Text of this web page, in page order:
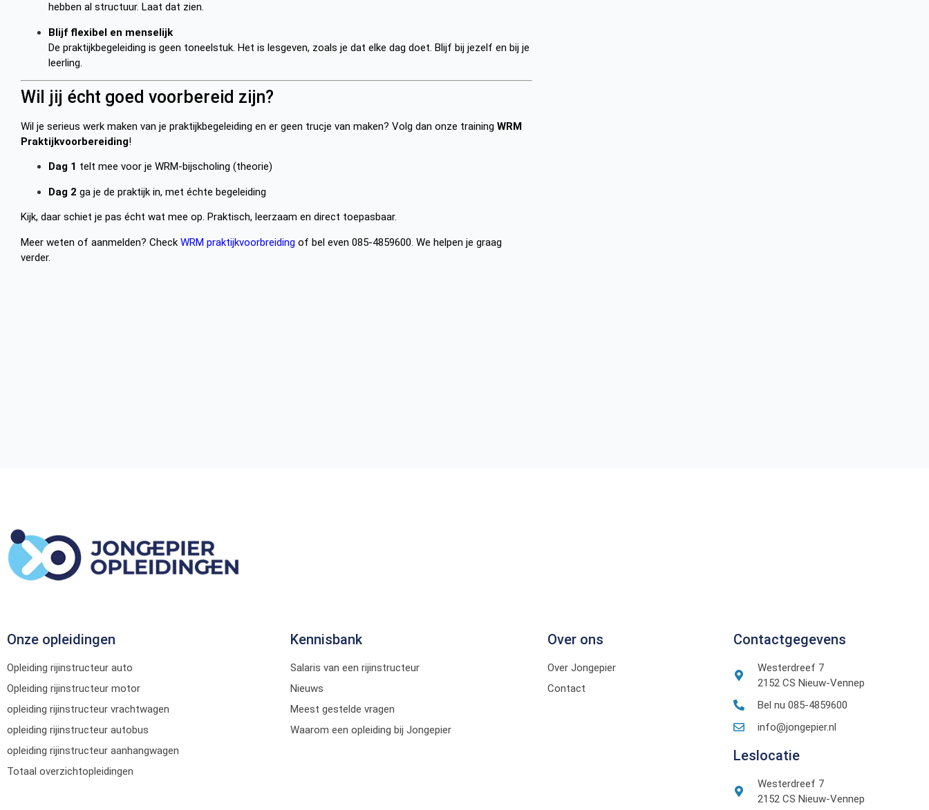
hebben al structuur. Laat dat zien.
Blijf flexibel en menselijk
De praktijkbegeleiding is geen toneelstuk. Het is lesgeven, zoals je dat elke dag doet. Blijf bij jezelf en bij je
leerling.
Wil jij écht goed voorbereid zijn?
Wil je serieus werk maken van je praktijkbegeleiding en er geen trucje van maken? Volg dan onze training WRM
Praktijkvoorbereiding!
Dag 1 telt mee voor je WRM-bijscholing (theorie)
Dag 2 ga je de praktijk in, met échte begeleiding
Kijk, daar schiet je pas écht wat mee op. Praktisch, leerzaam en direct toepasbaar.
Meer weten of aanmelden? Check WRM praktijkvoorbreiding of bel even 085-4859600. We helpen je graag
verder.
Onze opleidingen
Opleiding rijinstructeur auto
Opleiding rijinstructeur motor
opleiding rijinstructeur vrachtwagen
opleiding rijinstructeur autobus
opleiding rijinstructeur aanhangwagen
Totaal overzichtopleidingen
Kennisbank
Salaris van een rijinstructeur
Nieuws
Meest gestelde vragen
Waarom een opleiding bij Jongepier
Over ons
Over Jongepier
Contact
Contactgegevens
Westerdreef 7
2152 CS Nieuw-Vennep
Bel nu 085-4859600
info@jongepier.nl
Leslocatie
Westerdreef 7
2152 CS Nieuw-Vennep